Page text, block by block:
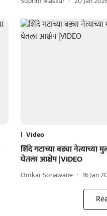
Video
शिंदे गटाच्या बड्या नेत्याच्या
घेतला आक्षेप |VIDEO
Omkar Sonawane 16 Jan